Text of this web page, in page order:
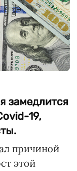
замедлится
19,
причиной
этой